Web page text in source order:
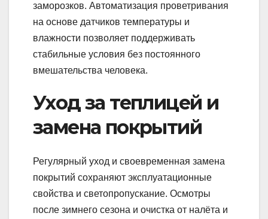
заморозков. Автоматизация проветривания
на основе датчиков температуры и
влажности позволяет поддерживать
стабильные условия без постоянного
вмешательства человека.
Уход за теплицей и
замена покрытий
Регулярный уход и своевременная замена
покрытий сохраняют эксплуатационные
свойства и светопропускание. Осмотры
после зимнего сезона и очистка от налёта и